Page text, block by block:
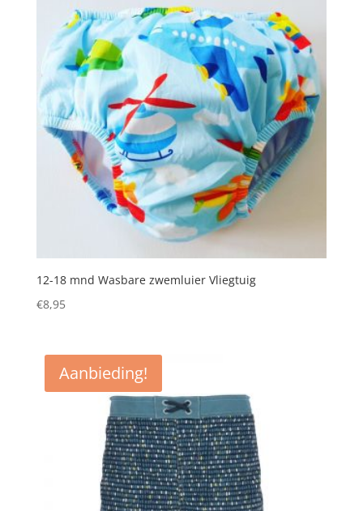
12-18 mnd Wasbare zwemluier Vliegtuig
€8,95
Aanbieding!